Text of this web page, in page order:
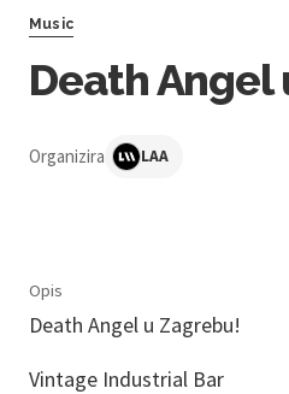
Music
Death Angel
Organizira LAA
Opis
Death Angel u Zagrebu!
Vintage Industrial Bar